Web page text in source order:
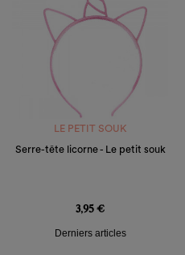
LE PETIT SOUK
Serre-tête licorne - Le petit souk
3,95 €
Derniers articles